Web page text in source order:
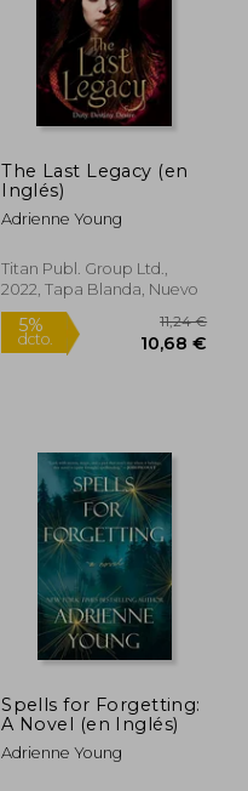
dcto.
The Last Legacy (en
Inglés)
Adrienne Young
Titan Publ. Group Ltd.,
2022, Tapa Blanda, Nuevo
Spells for Forgetting:
A Novel (en Inglés)
Adrienne Young